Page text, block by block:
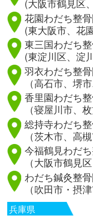
(大阪市鶴見区
花園わだち整
(東大阪市、花
東三国わだち
(東淀川区、淀
羽衣わだち整
（高石市、堺
香里園わだち
（寝屋川市、
総持寺わだち
（茨木市、高
今福鶴見わだ
（大阪市鶴見
わだち鍼灸整
（吹田市・摂
兵庫県